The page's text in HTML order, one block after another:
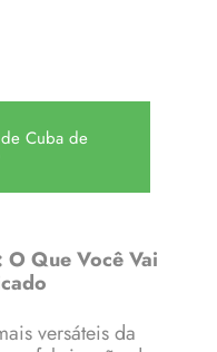
Cuba de
Que Você Vai
versáteis da